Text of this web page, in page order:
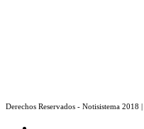
Derechos Reservados - Notisistema 2018 |